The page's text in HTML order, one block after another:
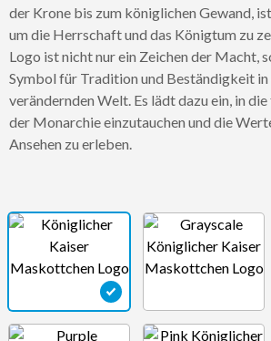
der Krone bis zum königlichen Gewand,
um die Herrschaft und das Königtum zu
Logo ist nicht nur ein Zeichen der Macht,
Symbol für Tradition und Beständigkeit in
verändernden Welt. Es lädt dazu ein, in
der Monarchie einzutauchen und die
Ansehen zu erleben.